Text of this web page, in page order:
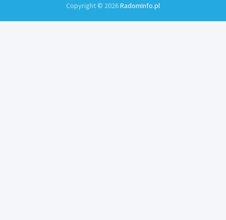
Copyright © 2026RadomInfo.pl